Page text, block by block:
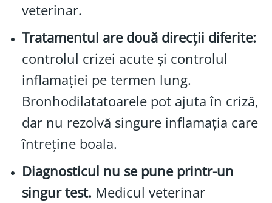
veterinar.
Tratamentul are două direcții diferite:
controlul crizei acute și controlul
inflamației pe termen lung.
Bronhodilatatoarele pot ajuta în criză,
dar nu rezolvă singure inflamația care
întreține boala.
Diagnosticul nu se pune printr-un
singur test. Medicul veterinar